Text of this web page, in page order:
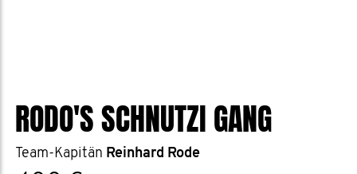
mit den geilen Schnautzern in unseren
RODO'S SCHNUTZI GANG
Team-Kapitän Reinhard Rode